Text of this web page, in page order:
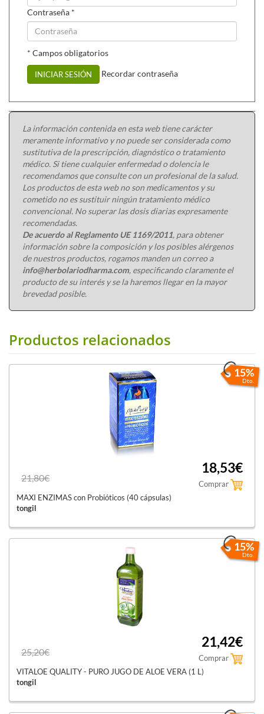
Contraseña *
* Campos obligatorios
INICIAR SESIÓN Recordar contraseña
La información contenida en esta web tiene carácter
meramente informativo y no puede ser considerada como
sustitutiva de la prescripción, diagnóstico o tratamiento
médico. Si tiene cualquier enfermedad o dolencia le
recomendamos que consulte con un profesional de la salud.
Los productos de esta web no son medicamentos y su
cometido no es sustituir ningún tratamiento médico
convencional. No superar las dosis diarias expresamente
recomendadas.
De acuerdo al Reglamento UE 1169/2011, para obtener
información sobre la composición y los posibles alérgenos
de nuestros productos, rogamos manden un correo a
info@herbolariodharma.com, especificando claramente el
producto de su interés y se la haremos llegar en la mayor
brevedad posible.
Productos relacionados
15%
Dto.
21,80€
18,53€
Comprar
MAXI ENZIMAS con Probióticos (40 cápsulas)
tongil
15%
Dto.
25,20€
21,42€
Comprar
VITALOE QUALITY - PURO JUGO DE ALOE VERA (1 L)
tongil